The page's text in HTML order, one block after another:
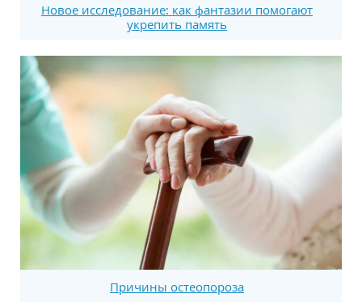
Новое исследование: как фантазии помогают
укрепить память
Причины остеопороза